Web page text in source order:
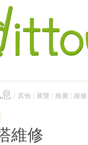
/ 其他 展覽 推廣 維修
維修